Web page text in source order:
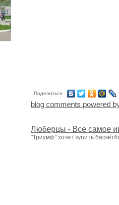
Поделиться
blog comments powered
Люберцы - Все самое
"Триумф" хочет купить